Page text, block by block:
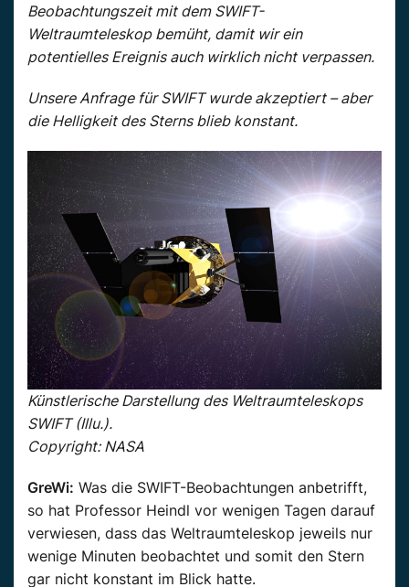
Beobachtungszeit mit dem SWIFT-
Weltraumteleskop bemüht, damit wir ein
potentielles Ereignis auch wirklich nicht verpassen.
Unsere Anfrage für SWIFT wurde akzeptiert – aber
die Helligkeit des Sterns blieb konstant.
Künstlerische Darstellung des Weltraumteleskops
SWIFT (Illu.).
Copyright: NASA
GreWi: Was die SWIFT-Beobachtungen anbetrifft,
so hat Professor Heindl vor wenigen Tagen darauf
verwiesen, dass das Weltraumteleskop jeweils nur
wenige Minuten beobachtet und somit den Stern
gar nicht konstant im Blick hatte.